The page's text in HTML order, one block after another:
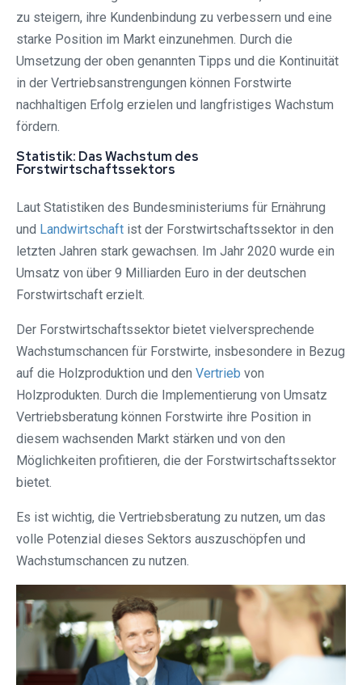
zu steigern, ihre Kundenbindung zu verbessern und eine
starke Position im Markt einzunehmen. Durch die
Umsetzung der oben genannten Tipps und die Kontinuität
in der Vertriebsanstrengungen können Forstwirte
nachhaltigen Erfolg erzielen und langfristiges Wachstum
fördern.
Statistik: Das Wachstum des
Forstwirtschaftssektors
Laut Statistiken des Bundesministeriums für Ernährung
und Landwirtschaft ist der Forstwirtschaftssektor in den
letzten Jahren stark gewachsen. Im Jahr 2020 wurde ein
Umsatz von über 9 Milliarden Euro in der deutschen
Forstwirtschaft erzielt.
Der Forstwirtschaftssektor bietet vielversprechende
Wachstumschancen für Forstwirte, insbesondere in Bezug
auf die Holzproduktion und den Vertrieb von
Holzprodukten. Durch die Implementierung von Umsatz
Vertriebsberatung können Forstwirte ihre Position in
diesem wachsenden Markt stärken und von den
Möglichkeiten profitieren, die der Forstwirtschaftssektor
bietet.
Es ist wichtig, die Vertriebsberatung zu nutzen, um das
volle Potenzial dieses Sektors auszuschöpfen und
Wachstumschancen zu nutzen.